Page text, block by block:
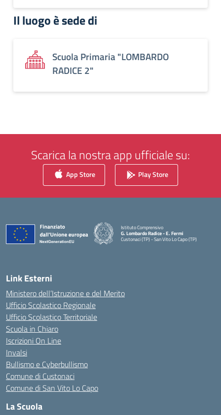
Il luogo è sede di
Scuola Primaria "LOMBARDO
RADICE 2"
Scarica la nostra app ufficiale su:
App Store Play Store
Istituto Comprensivo
G. Lombardo Radice - E. Fermi
Custonaci (TP) - San Vito Lo Capo (TP)
— Visita la pagina iniziale della scuola
Link Esterni
Ministero dell’Istruzione e del Merito
Ufficio Scolastico Regionale
Ufficio Scolastico Territoriale
Scuola in Chiaro
Iscrizioni On Line
Invalsi
Bullismo e Cyberbullismo
Comune di Custonaci
Comune di San Vito Lo Capo
La Scuola